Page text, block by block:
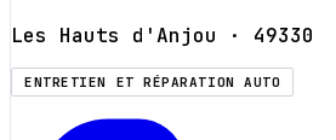
Les Hauts d'Anjou · 49330
ENTRETIEN ET RÉPARATION AUTO